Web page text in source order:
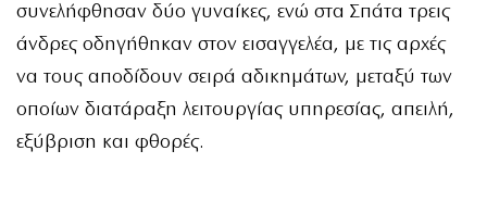
συνελήφθησαν δύο γυναίκες, ενώ στα Σπάτα τρεις
άνδρες οδηγήθηκαν στον εισαγγελέα, με τις αρχές
να τους αποδίδουν σειρά αδικημάτων, μεταξύ των
οποίων διατάραξη λειτουργίας υπηρεσίας, απειλή,
εξύβριση και φθορές.